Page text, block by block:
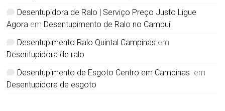
Desentupidora de Ralo | Serviço Preço Justo Ligue
Agora em Desentupimento de Ralo no Cambuí
Desentupimento Ralo Quintal Campinas em
Desentupidora de ralo
Desentupimento de Esgoto Centro em Campinas em
Desentupidora de esgoto